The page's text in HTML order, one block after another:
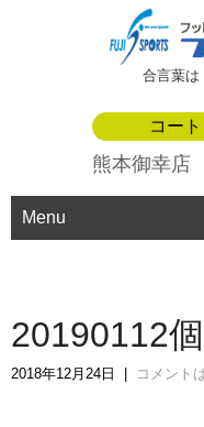
合言葉は
コー
熊本御幸店
Menu
20190112
2018年12月24日 コメント